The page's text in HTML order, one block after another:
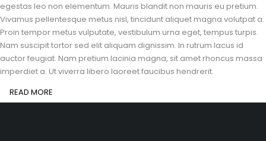
egestas leo non elementum. Mauris blandit non mauris eu pretium.
Vivamus pellentesque metus nisl, tincidunt aliquet magna volutpat a.
Proin tempor metus vulputate, vestibulum urna eget, tempus turpis.
Nam suscipit tortor sed elit aliquam dignissim. In rutrum lacus id
auctor feugiat. Nam pretium lacinia magna, sit amet rhoncus massa
imperdiet a. Ut viverra libero laoreet faucibus hendrerit.
READ MORE